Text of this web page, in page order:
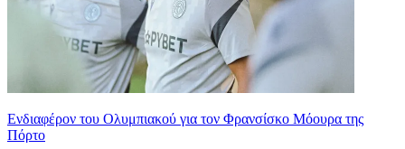
Ενδιαφέρον του Ολυμπιακού για τον Φρανσίσκο Μόουρα της
Πόρτο